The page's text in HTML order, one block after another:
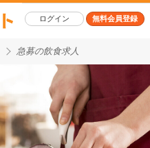
ログイン 無料会員登録
急募の飲食求人